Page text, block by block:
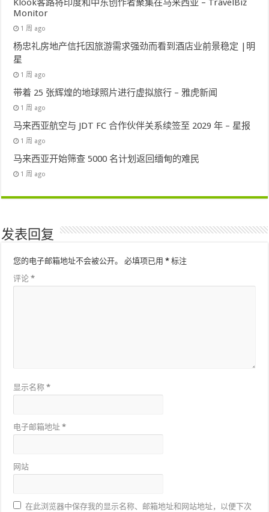
Monitor
1 周 ago
杨忠礼房地产信托因旅游需求强劲而看到酒店业前景稳定 |明
星
1 周 ago
带着 25 张辉煌的地球照片进行虚拟旅行 – 雅虎新闻
1 周 ago
马来西亚航空与 JDT FC 合作伙伴关系续签至 2029 年 – 星报
1 周 ago
马来西亚开始筛查 5000 名计划返回缅甸的难民
1 周 ago
发表回复
您的电子邮箱地址不会被公开。 必填项已用* 标注
评论*
显示名称*
电子邮箱地址*
网站
在此浏览器中保存我的显示名称、邮箱地址和网站地址，以便下次